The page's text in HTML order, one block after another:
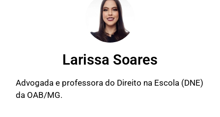
Larissa Soares
Advogada e professora do Direito na Escola (DNE)
da OAB/MG.